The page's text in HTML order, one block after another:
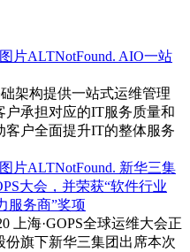
AIO一站
架构提供一站式运维管理
户承担对应的IT服务质量和
客户全面提升IT的整体服务
新华三集
大会，并荣获“软件行业
服务商”奖项
上海·GOPS全球运维大会正
份旗下新华三集团出席本次